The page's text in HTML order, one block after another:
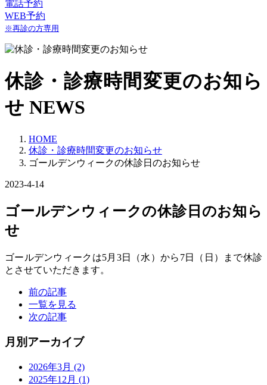
電話予約
WEB予約
※再診の方専用
休診・診療時間変更のお知ら
せ NEWS
HOME
休診・診療時間変更のお知らせ
ゴールデンウィークの休診日のお知らせ
2023-4-14
ゴールデンウィークの休診日のお知ら
せ
ゴールデンウィークは5月3日（水）から7日（日）まで休診
とさせていただきます。
前の記事
一覧を見る
次の記事
月別アーカイブ
2026年3月 (2)
2025年12月 (1)